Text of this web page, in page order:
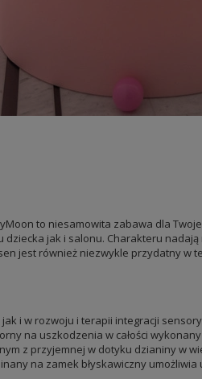
to niesamowita zabawa dla
dziecka jak i salonu. Charakteru
jest również niezwykle przydatny w
i w rozwoju i terapii integracji
na uszkodzenia w całości
z przyjemnej w dotyku dzianiny w
na zamek błyskawiczny